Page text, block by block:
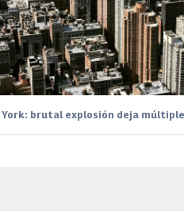
York: brutal explosión deja